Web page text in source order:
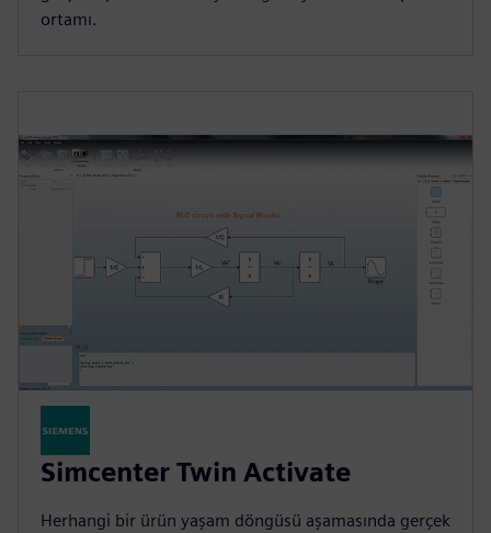
ortamı.
Simcenter Twin Activate
Herhangi bir ürün yaşam döngüsü aşamasında gerçek